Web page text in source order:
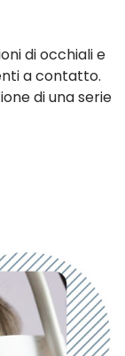
di occhiali e
a contatto.
di una serie